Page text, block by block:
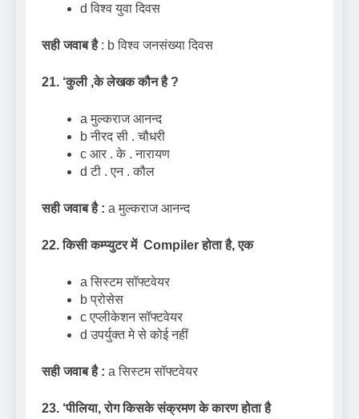
d विश्व युवा दिवस
सही जवाब है: b विश्व जनसंख्या दिवस
21. ‘कुली ,के लेखक कौन है ?
a मुल्कराज आनन्द
b नीरद सी . चौधरी
c आर . के . नारायण
d टी . एन . कौल
सही जवाब है : a मुल्कराज आनन्द
22. किसी कम्प्युटर में Compilerहोता है,एक
a सिस्टम सॉफ्टवेयर
b प्रोसेस
c एप्लीकेशन सॉफ्टवेयर
d उपर्युक्त मे से कोई नहीं
सही जवाब है : a सिस्टम सॉफ्टवेयर
23. ‘पीलिया,रोग किसके संक्रमण के कारण होता है